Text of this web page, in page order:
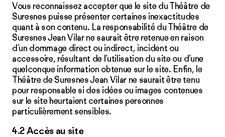
Vous reconnaissez accepter que le site du Théâtre de
Suresnes puisse présenter certaines inexactitudes
quant à son contenu. La responsabilité du Théâtre de
Suresnes Jean Vilar ne saurait être retenue en raison
d’un dommage direct ou indirect, incident ou
accessoire, résultant de l’utilisation du site ou d’une
quelconque information obtenue sur le site. Enfin, le
Théâtre de Suresnes Jean Vilar ne saurait être tenu
pour responsable si des idées ou images contenues
sur le site heurtaient certaines personnes
particulièrement sensibles.
4.2 Accès au site